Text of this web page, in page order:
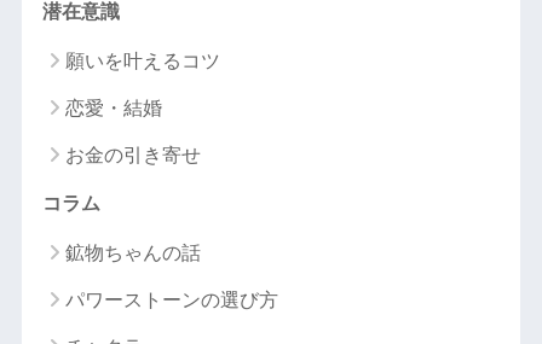
潜在意識
願いを叶えるコツ
恋愛・結婚
お金の引き寄せ
コラム
鉱物ちゃんの話
パワーストーンの選び方